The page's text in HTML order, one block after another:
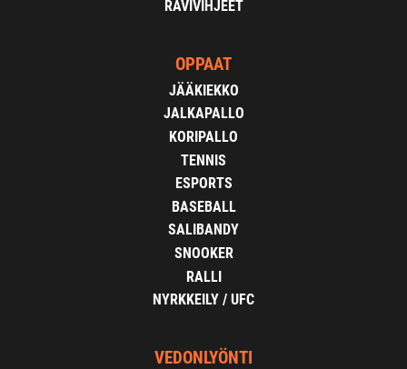
RAVIVIHJEET
OPPAAT
JÄÄKIEKKO
JALKAPALLO
KORIPALLO
TENNIS
ESPORTS
BASEBALL
SALIBANDY
SNOOKER
RALLI
NYRKKEILY / UFC
VEDONLYÖNTI